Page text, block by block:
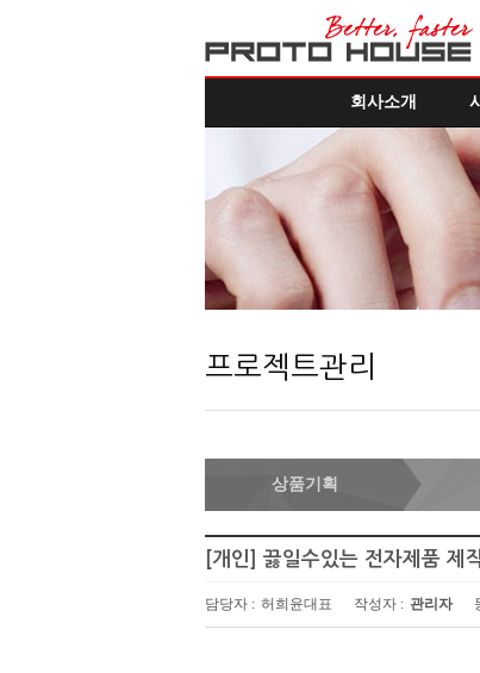
회사소개
프로젝트관리
상품기획
[개인] 끓일수있는 전자제품 제
담당자 : 허희윤대표 작성자 : 관리자